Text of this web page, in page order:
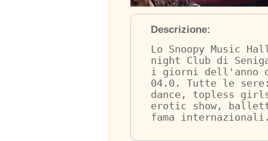
Descrizione:
Lo Snoopy Music
night Club di
i giorni dell'anno
04.0. Tutte le
dance, topless
erotic show,
fama